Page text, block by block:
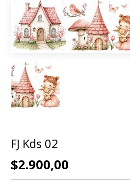
FJ Kds 02
$2.900,00